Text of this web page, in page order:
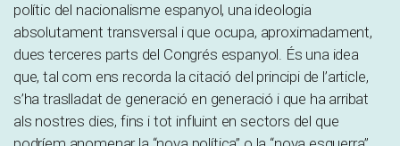
polític del nacionalisme espanyol, una ideologia
absolutament transversal i que ocupa, aproximadament,
dues terceres parts del Congrés espanyol. És una idea
que, tal com ens recorda la citació del principi de l’article,
s’ha traslladat de generació en generació i que ha arribat
als nostres dies, fins i tot influint en sectors del que